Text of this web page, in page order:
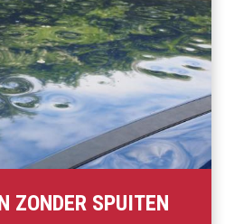
ZONDER SPUITEN